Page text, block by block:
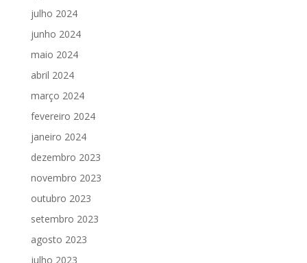
julho 2024
junho 2024
maio 2024
abril 2024
março 2024
fevereiro 2024
janeiro 2024
dezembro 2023
novembro 2023
outubro 2023
setembro 2023
agosto 2023
julho 2023